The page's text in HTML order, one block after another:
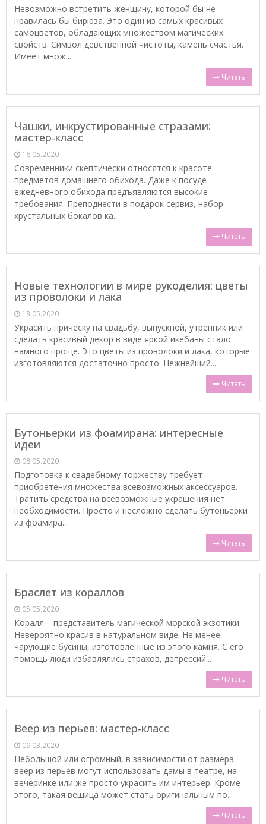
Невозможно встретить женщину, которой бы не
нравилась бы бирюза. Это один из самых красивых
самоцветов, обладающих множеством магических
свойств. Символ девственной чистоты, камень счастья.
Имеет множ...
Читать
Чашки, инкрустированные стразами:
мастер-класс
16.05.2020
Современники скептически относятся к красоте
предметов домашнего обихода. Даже к посуде
ежедневного обихода предъявляются высокие
требования. Преподнести в подарок сервиз, набор
хрустальных бокалов ка...
Читать
Новые технологии в мире рукоделия: цветы
из проволоки и лака
13.05.2020
Украсить прическу на свадьбу, выпускной, утренник или
сделать красивый декор в виде яркой икебаны стало
намного проще. Это цветы из проволоки и лака, которые
изготовляются достаточно просто. Нежнейший...
Читать
Бутоньерки из фоамирана: интересные
идеи
08.05.2020
Подготовка к свадебному торжеству требует
приобретения множества всевозможных аксессуаров.
Тратить средства на всевозможные украшения нет
необходимости. Просто и несложно сделать бутоньерки
из фоамира...
Читать
Браслет из кораллов
05.05.2020
Коралл – представитель магической морской экзотики.
Невероятно красив в натуральном виде. Не менее
чарующие бусины, изготовленные из этого камня. С его
помощь люди избавлялись страхов, депрессий...
Читать
Веер из перьев: мастер-класс
09.03.2020
Небольшой или огромный, в зависимости от размера
веер из перьев могут использовать дамы в театре, на
вечеринке или же просто украсить им интерьер. Кроме
этого, такая вещица может стать оригинальным по...
Читать